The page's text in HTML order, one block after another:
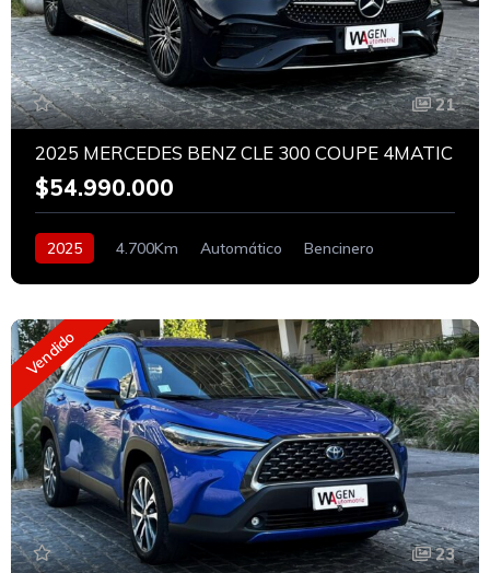
21
2025 MERCEDES BENZ CLE 300 COUPE 4MATIC
$54.990.000
2025 4.700Km Automático Bencinero
Vendido
23